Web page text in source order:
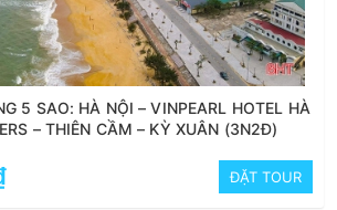
5 SAO: HÀ NỘI – VINPEARL HOTEL HÀ
– THIÊN CẦM – KỲ XUÂN (3N2Đ)
ĐẶT TOUR